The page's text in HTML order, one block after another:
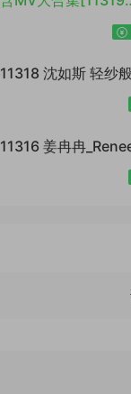
沈如斯 轻纱
姜冉冉